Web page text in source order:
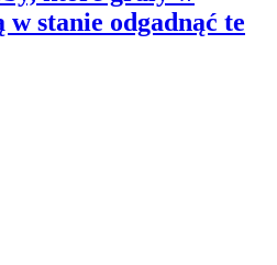
w stanie odgadnąć te